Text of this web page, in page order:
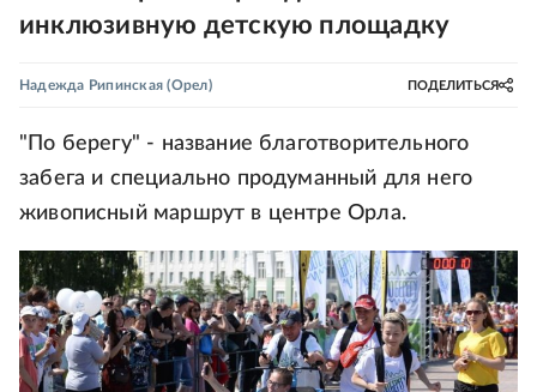
инклюзивную детскую площадку
Надежда Рипинская (Орел) ПОДЕЛИТЬСЯ
"По берегу" - название благотворительного
забега и специально продуманный для него
живописный маршрут в центре Орла.